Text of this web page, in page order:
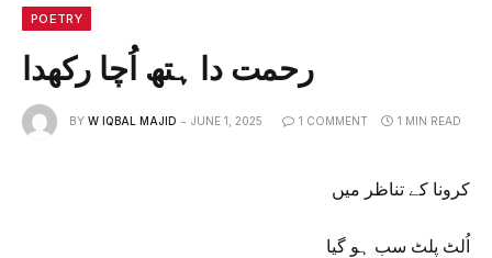
POETRY
رحمت دا ہتھ اُچا رکھدا
BY W IQBAL MAJID JUNE 1, 2025 1 COMMENT 1 MIN READ
کرونا کے تناظر میں
اُلٹ پلٹ سب ہو گیا